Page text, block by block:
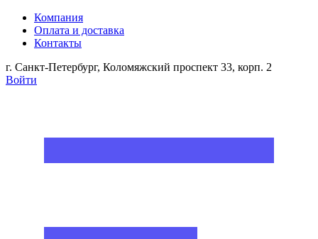
Компания
Оплата и доставка
Контакты
г. Санкт-Петербург, Коломяжский проспект 33, корп. 2
Войти